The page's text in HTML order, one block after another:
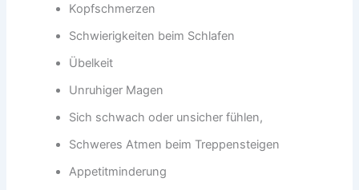
Kopfschmerzen
Schwierigkeiten beim Schlafen
Übelkeit
Unruhiger Magen
Sich schwach oder unsicher fühlen,
Schweres Atmen beim Treppensteigen
Appetitminderung